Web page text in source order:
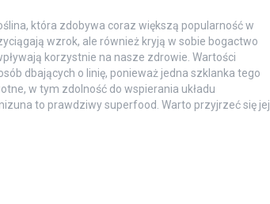
która zdobywa coraz większą popularność w
wzrok, ale również kryją w sobie bogactwo
korzystnie na nasze zdrowie. Wartości
dbających o linię, ponieważ jedna szklanka tego
w tym zdolność do wspierania układu
to prawdziwy superfood. Warto przyjrzeć się jej